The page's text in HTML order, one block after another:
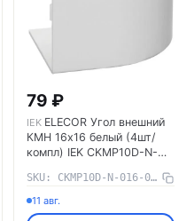
79 ₽
IEK ELECOR Угол внешний
КМН 16х16 белый (4шт/
компл) IEK CKMP10D-N-
SKU: CKMP10D-N-016-016-K01
11 авг.